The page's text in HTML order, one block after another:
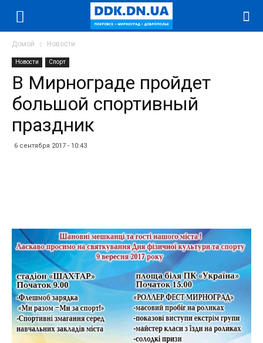
Домой Новости
Новости Спорт
В Мирнограде пройдет
большой спортивный
праздник
6 сентября 2017 - 10:43